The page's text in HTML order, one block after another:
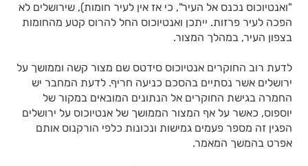
"ואנטיוכוס נכנס אל העיר", כי אז אין לעיר חומות), שירושלים לא
הפכה לעיר פרזות. ייתכן ואנטיוכוס החל להרוס קטע מהחומות
בצפון העיר, במהלך המצור.
לדעת רוב החוקרים אנטיוכוס סידטס שם מצור קשה וממושך על
ירושלים אשר נסתיים בהסכם כניעה חריף. לדעת המחבר יש
החמרה בגישת החוקרים אל הנתונים המובאים במקור של
יוספוס, כאשר על אף המצור הממושך של אנטיוכוס על ירושלים
הפגין זה מספר פעמים גמישות ונכונות כלפי הורקנוס אותם
אפרט בהמשך המאמר.